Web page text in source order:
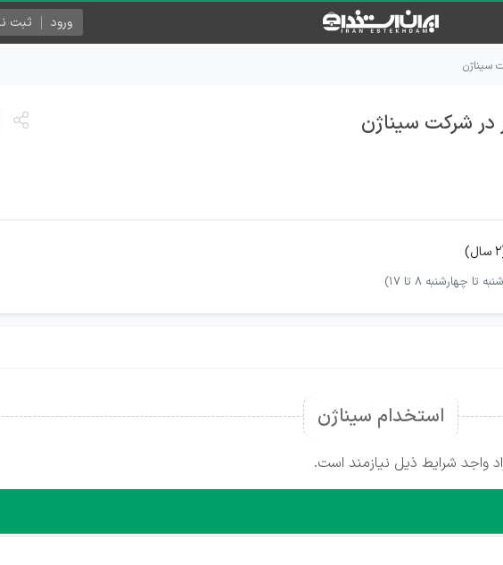
ورود ثبت
سیناژن
در شرکت سیناژن
تا چهارشنبه 8 تا 17)
استخدام سیناژن
واجد شرایط ذیل نیازمند است.